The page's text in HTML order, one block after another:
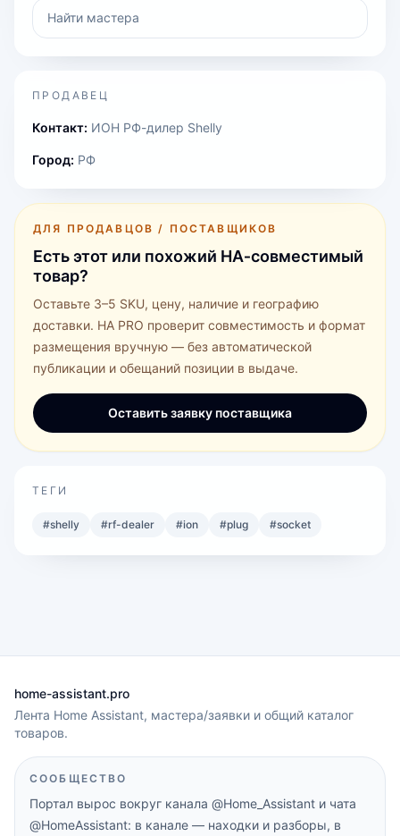
Найти мастера
ПРОДАВЕЦ
Контакт: ИОН РФ-дилер Shelly
Город: РФ
ДЛЯ ПРОДАВЦОВ / ПОСТАВЩИКОВ
Есть этот или похожий HA‑совместимый
товар?
Оставьте 3–5 SKU, цену, наличие и географию
доставки. HA PRO проверит совместимость и формат
размещения вручную — без автоматической
публикации и обещаний позиции в выдаче.
Оставить заявку поставщика
ТЕГИ
#shelly #rf-dealer #ion #plug #socket
home-assistant.pro
Лента Home Assistant, мастера/заявки и общий каталог
товаров.
СООБЩЕСТВО
Портал вырос вокруг канала @Home_Assistant и чата
@HomeAssistant: в канале — находки и разборы, в